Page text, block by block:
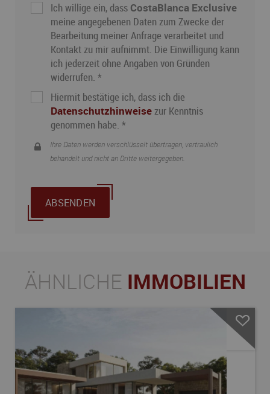
Ich willige ein, dass CostaBlanca Exclusive
meine angegebenen Daten zum Zwecke der
Bearbeitung meiner Anfrage verarbeitet und
Kontakt zu mir aufnimmt. Die Einwilligung kann
ich jederzeit ohne Angaben von Gründen
widerrufen. *
Hiermit bestätige ich, dass ich die
Datenschutzhinweisezur Kenntnis
genommen habe. *
Ihre Daten werden verschlüsselt übertragen, vertraulich
behandelt und nicht an Dritte weitergegeben.
ABSENDEN
ÄHNLICHE IMMOBILIEN